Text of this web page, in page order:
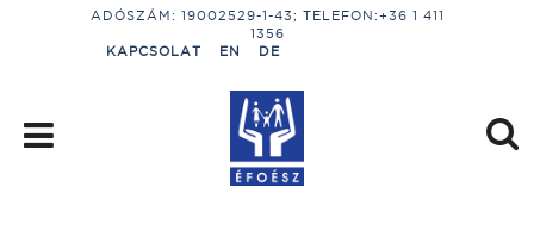
ADÓSZÁM: 19002529-1-43; TELEFON:+36 1 411
1356
KAPCSOLAT
EN DE